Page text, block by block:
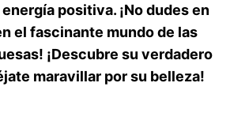
positiva. ¡No dudes en
el fascinante mundo de las
¡Descubre su verdadero
maravillar por su belleza!